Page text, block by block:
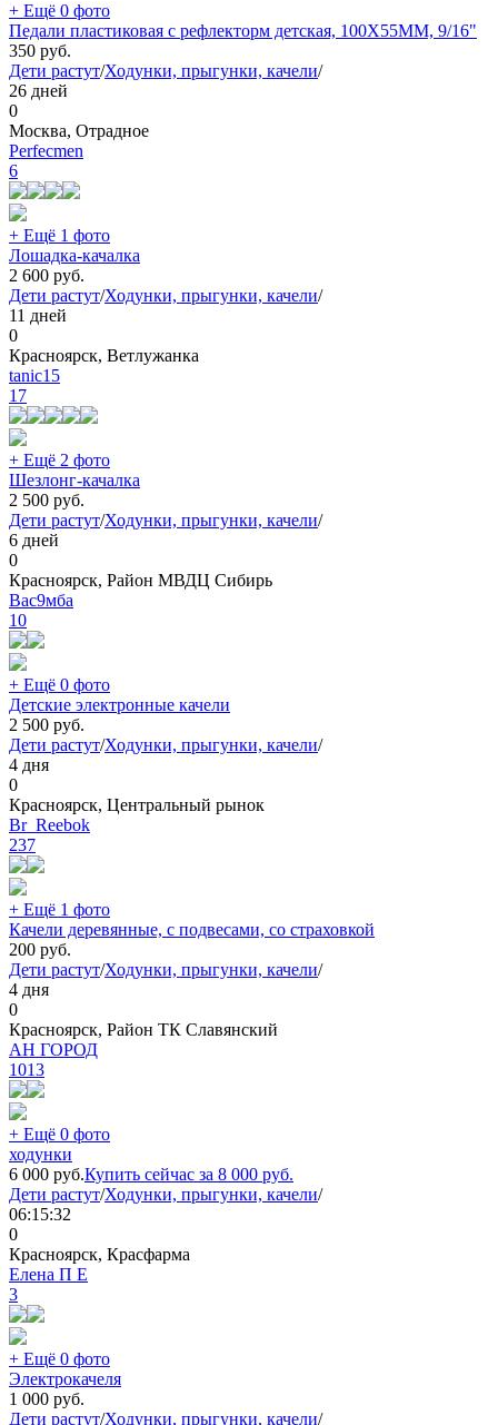
+ Ещё 0 фото
Педали пластиковая с рефлекторм детская, 100X55MM, 9/16"
350 руб.
Дети растут/Ходунки, прыгунки, качели/
26 дней
0
Москва, Отрадное
Perfecmen
6
+ Ещё 1 фото
Лошадка-качалка
2 600 руб.
Дети растут/Ходунки, прыгунки, качели/
11 дней
0
Красноярск, Ветлужанка
tanic15
17
+ Ещё 2 фото
Шезлонг-качалка
2 500 руб.
Дети растут/Ходунки, прыгунки, качели/
6 дней
0
Красноярск, Район МВДЦ Сибирь
Вас9мба
10
+ Ещё 0 фото
Детские электронные качели
2 500 руб.
Дети растут/Ходунки, прыгунки, качели/
4 дня
0
Красноярск, Центральный рынок
Br_Reebok
237
+ Ещё 1 фото
Качели деревянные, с подвесами, со страховкой
200 руб.
Дети растут/Ходунки, прыгунки, качели/
4 дня
0
Красноярск, Район ТК Славянский
АН ГОРОД
1013
+ Ещё 0 фото
ходунки
6 000 руб.Купить сейчас за 8 000 руб.
Дети растут/Ходунки, прыгунки, качели/
06:15:32
0
Красноярск, Красфарма
Елена П Е
3
+ Ещё 0 фото
Электрокачеля
1 000 руб.
Дети растут/Ходунки, прыгунки, качели/